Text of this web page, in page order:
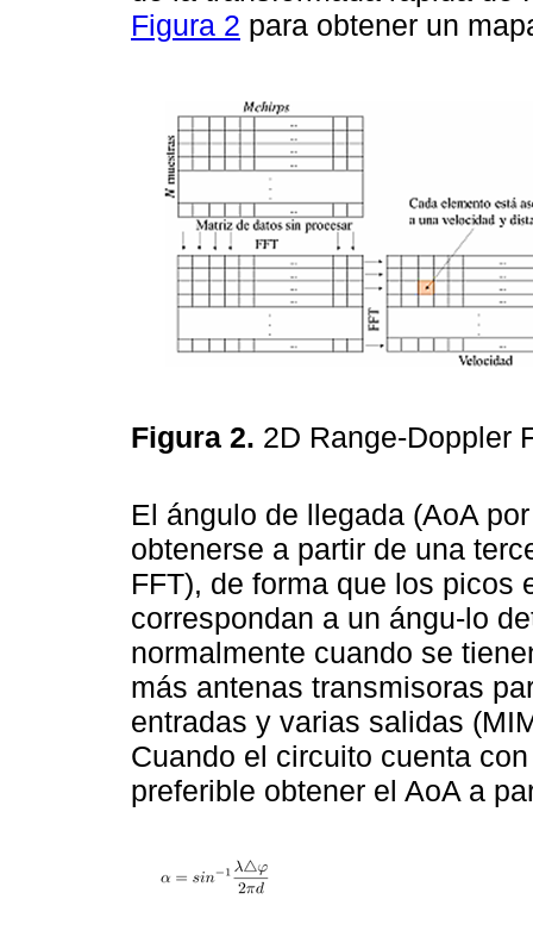
Figura 2 para obtener un
Figura 2. 2D Range-Doppler
El ángulo de llegada (AoA
obtenerse a partir de una
FFT), de forma que los picos
correspondan a un ángu-lo
normalmente cuando se
más antenas transmisoras
entradas y varias salidas
Cuando el circuito cuenta
preferible obtener el AoA a